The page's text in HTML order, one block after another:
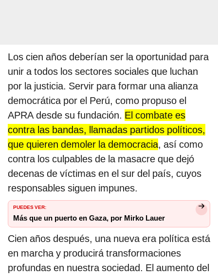
Los cien años deberían ser la oportunidad para
unir a todos los sectores sociales que luchan
por la justicia. Servir para formar una alianza
democrática por el Perú, como propuso el
APRA desde su fundación. El combate es
contra las bandas, llamadas partidos políticos,
que quieren demoler la democracia, así como
contra los culpables de la masacre que dejó
decenas de víctimas en el sur del país, cuyos
responsables siguen impunes.
PUEDES VER:
Más que un puerto en Gaza, por Mirko Lauer
Cien años después, una nueva era política está
en marcha y producirá transformaciones
profundas en nuestra sociedad. El aumento del